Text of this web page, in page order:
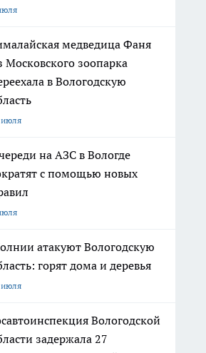
медведица Фаня
Московского зоопарка
в Вологодскую
июля
на АЗС в Вологде
с помощью новых
атакуют Вологодскую
горят дома и деревья
июля
Вологодской
задержала 27